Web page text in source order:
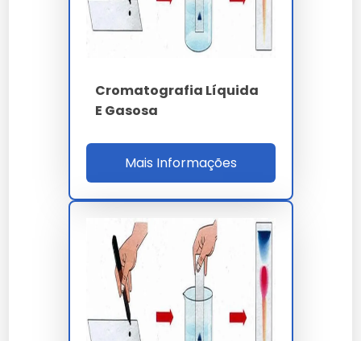
Forno GC
120 ºC/min
120 amostras por
Prazo laudo
Normas
NBR 7070 - IEC 60599
- IEEE C57.104 - ISO
17025
Interpretação
Duval - Rogers -
Doernenburg
Cromatografia Líquida
E Gasosa
Mais Informações